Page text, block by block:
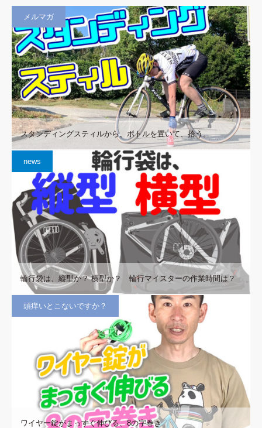
メルマガ
スタンディングスティルから、ボトルを置いて、拾う。
news
輪行袋は、縦型か？ 横型か？ 輪行マイスターの作業時間は？
頭痒いとこないですか？
ワイヤー錠がまっすぐ伸びる、8の字巻き